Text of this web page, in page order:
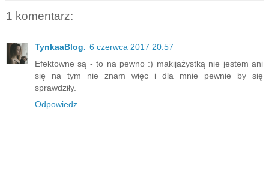
1 komentarz:
TynkaaBlog. 6 czerwca 2017 20:57
Efektowne są - to na pewno :) makijażystką nie jestem ani
się na tym nie znam więc i dla mnie pewnie by się
sprawdziły.
Odpowiedz